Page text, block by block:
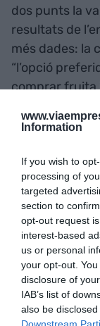
Information
If you wish to
processing of
targeted
section to
opt-out request
interest-based
us or personal
your opt-out.
disclosure of
IAB’s list of
also be
dos punts la
resultats de
més dades: la
“l’opció
comprar fruita
la cadena és
l’Estat”,
Més enllà de
grup amb seu
el 2026 amb
del 2025,
d’euros, un
creixement